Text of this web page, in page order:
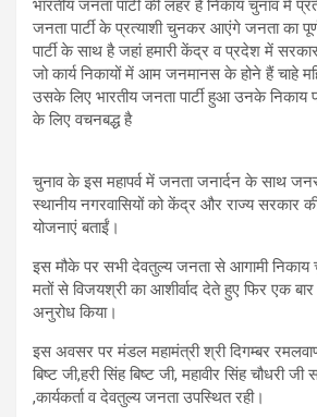
भारतीय जनता पार्टी की लहर है निकाय चुनाव में
जनता पार्टी के प्रत्याशी चुनकर आएंगे जनता का
पार्टी के साथ है जहां हमारी केंद्र व प्रदेश में
जो कार्य निकायों में आम जनमानस के होने हैं चाहे
उसके लिए भारतीय जनता पार्टी हुआ उनके निकाय
के लिए वचनबद्ध है
चुनाव के इस महापर्व में जनता जनार्दन के साथ
स्थानीय नगरवासियों को केंद्र और राज्य सरकार
योजनाएं बताईं।
इस मौके पर सभी देवतुल्य जनता से आगामी निकाय
मतों से विजयश्री का आशीर्वाद देते हुए फिर एक
अनुरोध किया।
इस अवसर पर मंडल महामंत्री श्री दिगम्बर
बिष्ट जी,हरी सिंह बिष्ट जी, महावीर सिंह चौधरी जी
,कार्यकर्ता व देवतुल्य जनता उपस्थित रही।